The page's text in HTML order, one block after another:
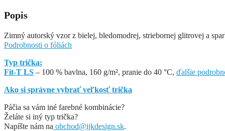
rukávom
Popis
Zimný autorský vzor z bielej, bledomodrej, striebornej glitrovej a
Podrobnosti o fóliách
Typ trička:
Fit-T LS – 100 % bavlna, 160 g/m², pranie do 40 °C, ďalšie
Ako si správne vybrať veľkosť trička
Páčia sa vám iné farebné kombinácie?
Želáte si iný typ trička?
Napíšte nám na obchod@ijkdesign.sk.